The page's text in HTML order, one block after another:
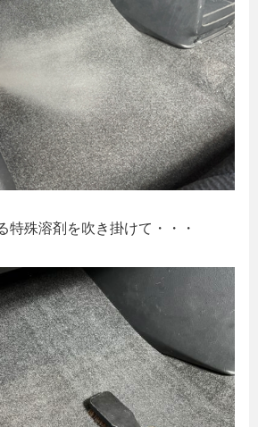
特殊溶剤を吹き掛けて・・・